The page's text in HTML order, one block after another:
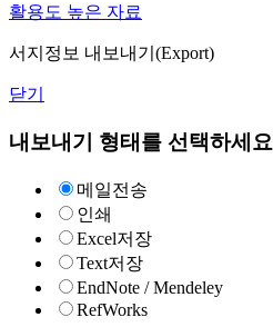
활용도 높은 자료
서지정보 내보내기(Export)
닫기
내보내기 형태를 선택하세요
메일전송
인쇄
Excel저장
Text저장
EndNote / Mendeley
RefWorks